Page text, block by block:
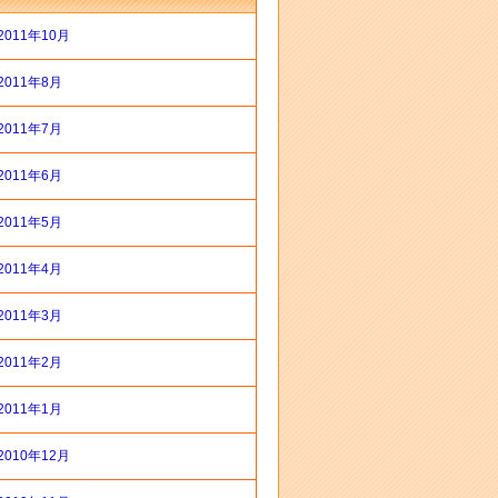
年10月
年8月
年7月
年6月
年5月
年4月
年3月
年2月
年1月
年12月